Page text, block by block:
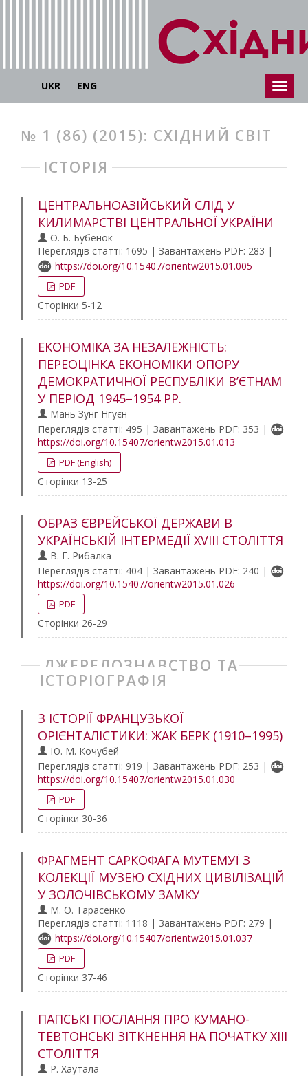
UKR ENG
№ 1 (86) (2015): СХІДНИЙ СВІТ
ІСТОРІЯ
ЦЕНТРАЛЬНОАЗІЙСЬКИЙ СЛІД У
КИЛИМАРСТВІ ЦЕНТРАЛЬНОЇ УКРАЇНИ
О. Б. Бубенок
Переглядів статті: 1695 | Завантажень PDF: 283 |
https://doi.org/10.15407/orientw2015.01.005
PDF
Сторінки 5-12
ЕКОНОМІКА ЗА НЕЗАЛЕЖНІСТЬ:
ПЕРЕОЦІНКА ЕКОНОМІКИ ОПОРУ
ДЕМОКРАТИЧНОЇ РЕСПУБЛІКИ В’ЄТНАМ
У ПЕРІОД 1945–1954 РР.
Мань Зунг Нгуєн
Переглядів статті: 495 | Завантажень PDF: 353 |
https://doi.org/10.15407/orientw2015.01.013
PDF (English)
Сторінки 13-25
ОБРАЗ ЄВРЕЙСЬКОЇ ДЕРЖАВИ В
УКРАЇНСЬКІЙ ІНТЕРМЕДІЇ XVIII СТОЛІТТЯ
В. Г. Рибалка
Переглядів статті: 404 | Завантажень PDF: 240 |
https://doi.org/10.15407/orientw2015.01.026
PDF
Сторінки 26-29
ДЖЕРЕЛОЗНАВСТВО ТА
ІСТОРІОГРАФІЯ
З ІСТОРІЇ ФРАНЦУЗЬКОЇ
ОРІЄНТАЛІСТИКИ: ЖАК БЕРК (1910–1995)
Ю. М. Кочубей
Переглядів статті: 919 | Завантажень PDF: 253 |
https://doi.org/10.15407/orientw2015.01.030
PDF
Сторінки 30-36
ФРАГМЕНТ САРКОФАГА МУТЕМУЇ З
КОЛЕКЦІЇ МУЗЕЮ СХІДНИХ ЦИВІЛІЗАЦІЙ
У ЗОЛОЧІВСЬКОМУ ЗАМКУ
М. О. Тарасенко
Переглядів статті: 1118 | Завантажень PDF: 279 |
https://doi.org/10.15407/orientw2015.01.037
PDF
Сторінки 37-46
ПАПСЬКІ ПОСЛАННЯ ПРО КУМАНО-
ТЕВТОНСЬКІ ЗІТКНЕННЯ НА ПОЧАТКУ XІІІ
СТОЛІТТЯ
Р. Хаутала